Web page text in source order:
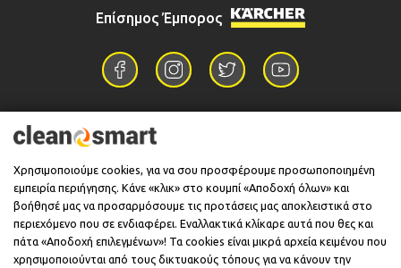
Επίσημος Έμπορος
Επικοινωνία
Πληροφορίες
Χρησιμοποιούμε cookies, για να σου προσφέρουμε προσωποποιημένη
εμπειρία περιήγησης. Κάνε «κλικ» στο κουμπί «Αποδοχή όλων» και
βοήθησέ μας να προσαρμόσουμε τις προτάσεις μας αποκλειστικά στο
περιεχόμενο που σε ενδιαφέρει. Εναλλακτικά κλίκαρε αυτά που θες και
πάτα «Αποδοχή επιλεγμένων»! Τα cookies είναι μικρά αρχεία κειμένου που
χρησιμοποιούνται από τους δικτυακούς τόπους για να κάνουν την